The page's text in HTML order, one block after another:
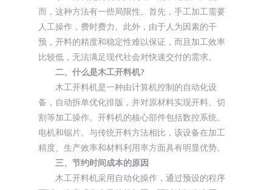
而，这种方法有一些局限性。首先，手工加工需要
人工操作，费时费力。此外，由于人为因素的干
预，开料的精度和稳定性难以保证，而且加工效率
比较低，无法满足现代社会对快速交付的需求。
二、什么是木工开料机?
木工开料机是一种由计算机控制的自动化设
备，自动拆单优化排版，并对原材料实现开料、切
割等加工操作。开料机的核心部件包括数控系统、
电机和锯片。与传统开料方法相比，该设备在加工
精度、生产效率和材料利用率方面具有明显优势。
三、节约时间成本的原因
木工开料机采用自动化操作，通过预设的程序